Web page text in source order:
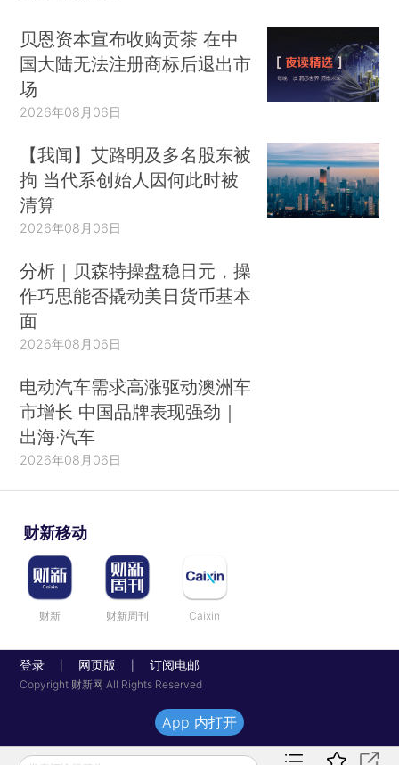
贝恩资本宣布收购贡茶 在中
国大陆无法注册商标后退出市
场
2026年08月06日
【我闻】艾路明及多名股东被
拘 当代系创始人因何此时被
清算
2026年08月06日
分析｜贝森特操盘稳日元，操
作巧思能否撬动美日货币基本
面
2026年08月06日
电动汽车需求高涨驱动澳洲车
市增长 中国品牌表现强劲｜
出海·汽车
2026年08月06日
财新移动
财新 财新周刊 Caixin
登录 网页版 订阅电邮
Copyright 财新网 All Rights Reserved
App 内打开